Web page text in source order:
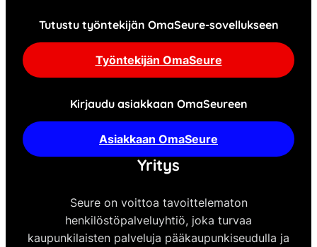
Tutustu työntekijän OmaSeure-sovellukseen
Työntekijän OmaSeure
Kirjaudu asiakkaan OmaSeureen
Asiakkaan OmaSeure
Yritys
Seure on voittoa tavoittelematon
henkilöstöpalveluyhtiö, joka turvaa
kaupunkilaisten palveluja pääkaupunkiseudulla ja